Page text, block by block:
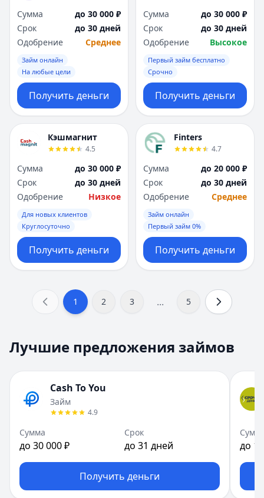
Сумма
до 30 000 ₽
Срок
до 30 дней
Одобрение
Среднее
Займ онлайн
На любые цели
Получить деньги
Сумма
до 30 000 ₽
Срок
до 30 дней
Одобрение
Высокое
Первый займ бесплатно
Срочно
Получить деньги
Кэшмагнит
4.5
Сумма
до 30 000 ₽
Срок
до 30 дней
Одобрение
Низкое
Для новых клиентов
Круглосуточно
Получить деньги
Finters
4.7
Сумма
до 20 000 ₽
Срок
до 30 дней
Одобрение
Среднее
Займ онлайн
Первый займ 0%
Получить деньги
1 2 3 ... 5
Лучшие предложения займов
Cash To You
Займ
4.9
Сумма
до 30 000 ₽
Срок
до 31 дней
Получить деньги
до